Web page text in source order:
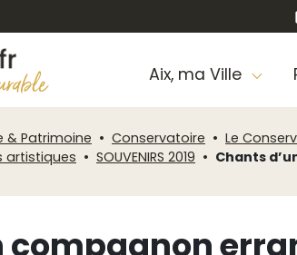
Aix, ma Ville
& Patrimoine Conservatoire
Le
artistiques
SOUVENIRS 2019 Chants
compagnon